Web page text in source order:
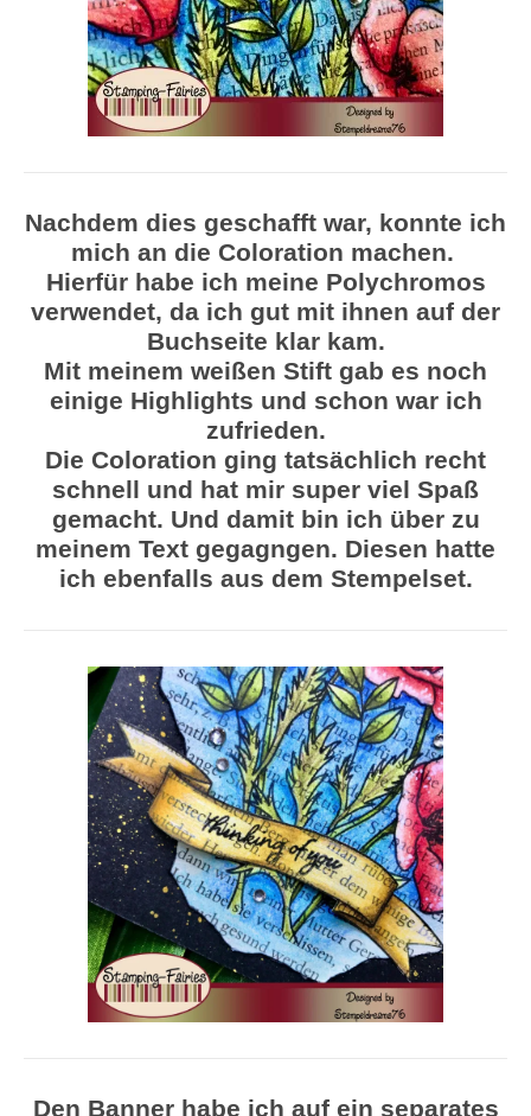
Nachdem dies geschafft war, konnte ich
mich an die Coloration machen.
Hierfür habe ich meine Polychromos
verwendet, da ich gut mit ihnen auf der
Buchseite klar kam.
Mit meinem weißen Stift gab es noch
einige Highlights und schon war ich
zufrieden.
Die Coloration ging tatsächlich recht
schnell und hat mir super viel Spaß
gemacht. Und damit bin ich über zu
meinem Text gegagngen. Diesen hatte
ich ebenfalls aus dem Stempelset.
Den Banner habe ich auf ein separates